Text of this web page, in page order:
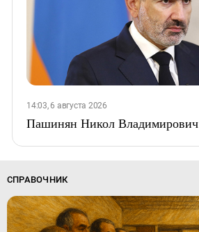
14:03, 6 августа 2026
Пашинян Никол Владимирович
СПРАВОЧНИК